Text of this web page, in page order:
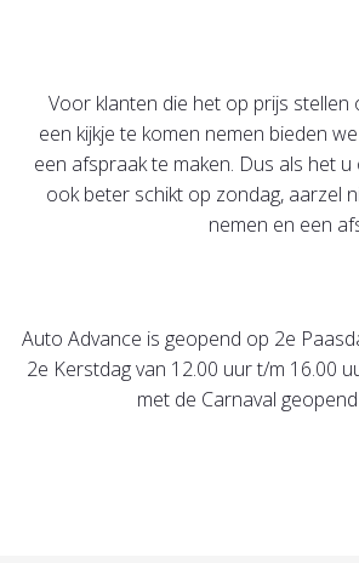
Voor klanten die het op prijs stellen
een kijkje te komen nemen bieden
een afspraak te maken. Dus als het
ook beter schikt op zondag, aarzel
nemen en een
Auto Advance is geopend op 2e
2e Kerstdag van 12.00 uur t/m 16.00
met de Carnaval